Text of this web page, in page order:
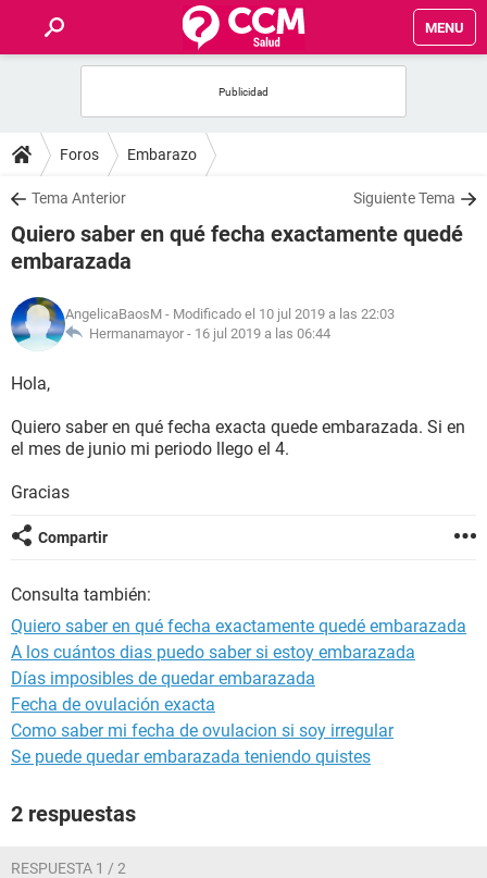
MENU
FOROS
SALUD
FAMILIA
NUTRICIÓN
SEXUALIDAD
Foros Embarazo
Tema Anterior Siguiente Tema
Quiero saber en qué fecha exactamente quedé
embarazada
AngelicaBaosM - Modificado el 10 jul 2019 a las 22:03
Hermanamayor - 16 jul 2019 a las 06:44
Hola,
Quiero saber en qué fecha exacta quede embarazada. Si en
el mes de junio mi periodo llego el 4.
Gracias
Compartir
Consulta también:
Quiero saber en qué fecha exactamente quedé embarazada
A los cuántos dias puedo saber si estoy embarazada
Días imposibles de quedar embarazada
Fecha de ovulación exacta
Como saber mi fecha de ovulacion si soy irregular
Se puede quedar embarazada teniendo quistes
2 respuestas
RESPUESTA 1 / 2